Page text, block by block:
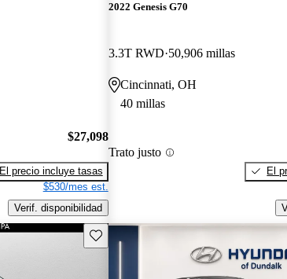
$27,098
El precio incluye tasas
$530/mes est.
Verif. disponibilidad
2022 Genesis G70
3.3T RWD 50,906 millas
Cincinnati, OH
40 millas
Trato justo
El
Guarda este Aviso